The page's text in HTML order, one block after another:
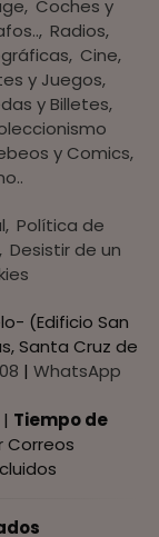
Coches y
Radios,
Cine
y Juegos
y Billetes
y Comics
Política de
Desistir de un
(Edificio San
Santa Cruz de
| WhatsApp
Tiempo de
Correos